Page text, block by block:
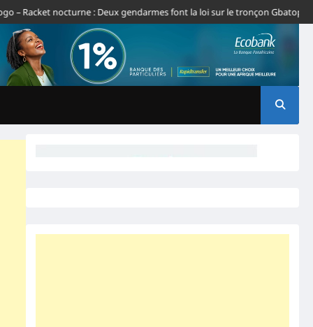
nocturne : Deux gendarmes font la loi sur le tronçon Gbatope-